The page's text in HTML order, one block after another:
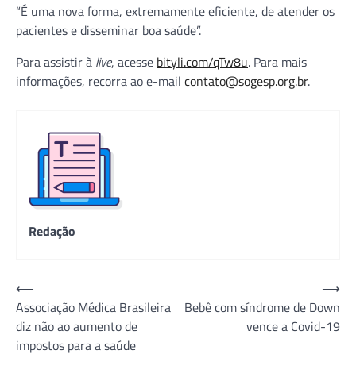
“É uma nova forma, extremamente eficiente, de atender os
pacientes e disseminar boa saúde”.
Para assistir à live, acesse bityli.com/qTw8u. Para mais
informações, recorra ao e-mail contato@sogesp.org.br.
Redação
Navegação
de
Post
⟵
Associação Médica Brasileira
diz não ao aumento de
impostos para a saúde
Bebê com síndrome de Down
vence a Covid-19
⟶